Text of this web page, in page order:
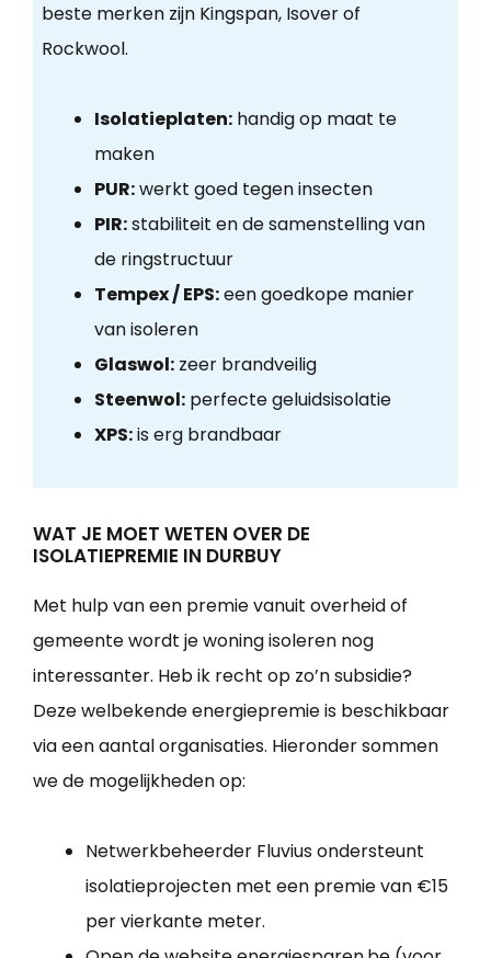
beste merken zijn Kingspan, Isover of
Rockwool.
Isolatieplaten:handig op maat te
maken
PUR:werkt goed tegen insecten
PIR:stabiliteit en de samenstelling van
de ringstructuur
Tempex / EPS:een goedkope manier
van isoleren
Glaswol:zeer brandveilig
Steenwol:perfecte geluidsisolatie
XPS:is erg brandbaar
WAT JE MOET WETEN OVER DE
ISOLATIEPREMIE IN DURBUY
Met hulp van een premie vanuit overheid of
gemeente wordt je woning isoleren nog
interessanter. Heb ik recht op zo’n subsidie?
Deze welbekende energiepremie is beschikbaar
via een aantal organisaties. Hieronder sommen
we de mogelijkheden op:
Netwerkbeheerder Fluvius ondersteunt
isolatieprojecten met een premie van €15
per vierkante meter.